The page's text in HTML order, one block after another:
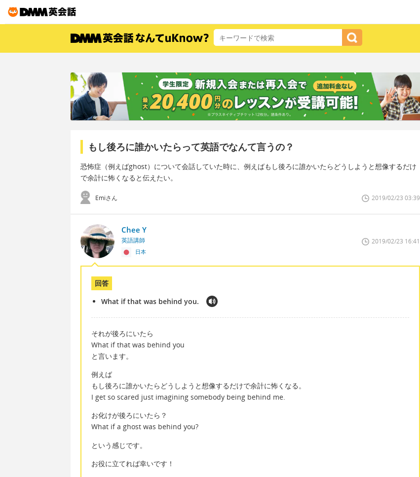
もし後ろに誰かいたらって英語でなんて言うの？
恐怖症（例えばghost）について会話していた時に、例えばもし後ろに誰かいたらどうしようと想像するだけ
で余計に怖くなると伝えたい。
Emiさん 2019/02/23 03:39
Chee Y
英語講師
日本
2019/02/23 16:41
回答
What if that was behind you.
それが後ろにいたら
What if that was behind you
と言います。
例えば
もし後ろに誰かいたらどうしようと想像するだけで余計に怖くなる。
I get so scared just imagining somebody being behind me.
お化けが後ろにいたら？
What if a ghost was behind you?
という感じです。
お役に立てれば幸いです！